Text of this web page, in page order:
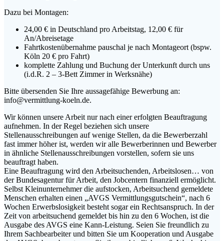
Dazu bei Montagen:
24,00 € in Deutschland pro Arbeitstag, 12,00 € für
An/Abreisetage
Fahrtkostenübernahme pauschal je nach Montageort (bspw.
Köln 20 € pro Fahrt)
komplette Zahlung und Buchung der Unterkunft durch uns
(i.d.R. 2 – 3-Bett Zimmer in Werksnähe)
Bitte übersenden Sie Ihre aussagefähige Bewerbung an:
info@vermittlung-koeln.de.
Wir können unsere Arbeit nur nach einer erfolgten Beauftragung
aufnehmen. In der Regel beziehen sich unsere
Stellenausschreibungen auf wenige Stellen, da die Bewerberzahl
fast immer höher ist, werden wir alle Bewerberinnen und Bewerber
in ähnliche Stellenausschreibungen vorstellen, sofern sie uns
beauftragt haben.
Eine Beauftragung wird den Arbeitsuchenden, Arbeitslosen… von
der Bundesagentur für Arbeit, den Jobcentern finanziell ermöglicht.
Selbst Kleinunternehmer die aufstocken, Arbeitsuchend gemeldete
Menschen erhalten einen „AVGS Vermittlungsgutschein“, nach 6
Wochen Erwerbslosigkeit besteht sogar ein Rechtsanspruch. In der
Zeit von arbeitsuchend gemeldet bis hin zu den 6 Wochen, ist die
Ausgabe des AVGS eine Kann-Leistung. Seien Sie freundlich zu
Ihrem Sachbearbeiter und bitten Sie um Kooperation und Ausgabe